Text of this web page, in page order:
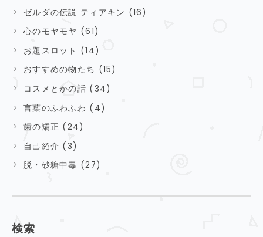
ゼルダの伝説 ティアキン (16)
心のモヤモヤ (61)
お題スロット (14)
おすすめの物たち (15)
コスメとかの話 (34)
言葉のふわふわ (4)
歯の矯正 (24)
自己紹介 (3)
脱・砂糖中毒 (27)
検索